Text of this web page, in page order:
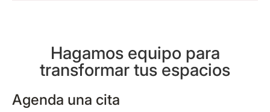
Hagamos equipo para
transformar tus espacios
Agenda una cita